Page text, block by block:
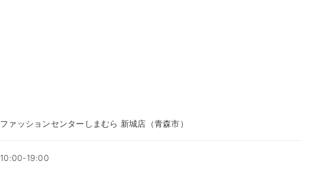
ファッションセンターしまむら 新城店（青森市）
10:00-19:00